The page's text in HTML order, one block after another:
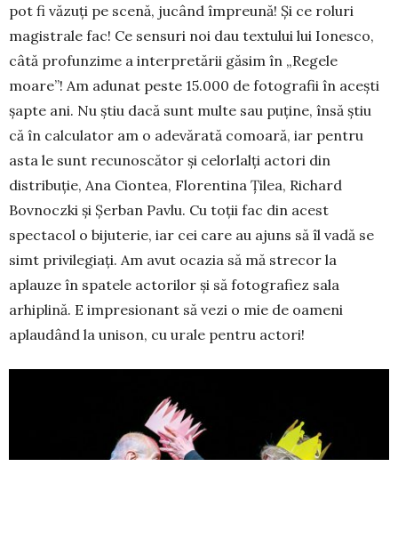
pot fi văzuți pe scenă, jucând împreună! Și ce roluri
magistrale fac! Ce sensuri noi dau textului lui Ionesco,
câtă profunzime a interpretării găsim în „Regele
moare”! Am adunat peste 15.000 de fotografii în acești
șapte ani. Nu știu dacă sunt multe sau puține, însă știu
că în calculator am o adevărată comoară, iar pentru
asta le sunt recunoscător și celorlalți actori din
distribuție, Ana Ciontea, Florentina Țilea, Richard
Bovnoczki și Șerban Pavlu. Cu toții fac din acest
spectacol o bijuterie, iar cei care au ajuns să îl vadă se
simt privilegiați. Am avut ocazia să mă strecor la
aplauze în spatele actorilor și să fotografiez sala
arhiplină. E impresionant să vezi o mie de oameni
aplaudând la unison, cu urale pentru actori!